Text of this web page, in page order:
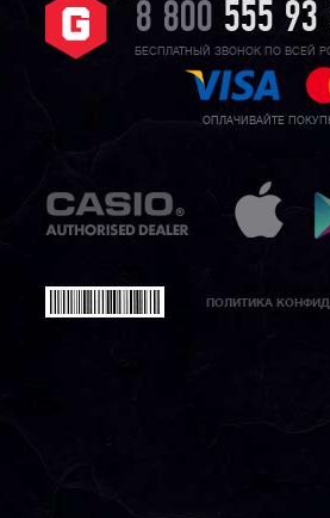
8 800 555 93
БЕСПЛАТНЫЙ ЗВОНОК ПО ВСЕЙ
ОПЛАЧИВАЙТЕ
ПОЛИТИКА